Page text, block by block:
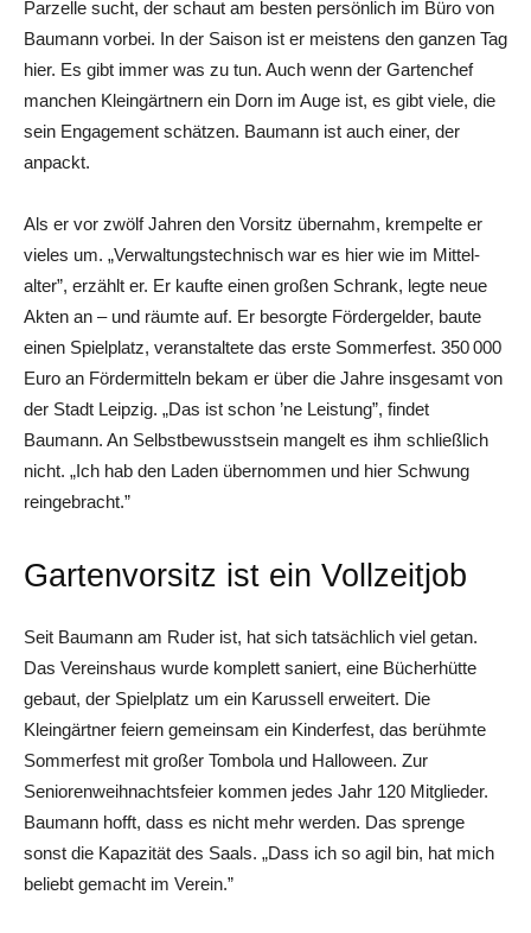
Parzelle sucht, der schaut am besten persönlich im Büro von
Baumann vorbei. In der Saison ist er meistens den ganzen Tag
hier. Es gibt immer was zu tun. Auch wenn der Gartenchef
manchen Kleingärtnern ein Dorn im Auge ist, es gibt viele, die
sein Engagement schätzen. Baumann ist auch einer, der
anpackt.
Als er vor zwölf Jahren den Vorsitz übernahm, krempelte er
vieles um. „Verwaltungstechnisch war es hier wie im Mittel­
alter”, erzählt er. Er kaufte einen großen Schrank, legte neue
Akten an – und räumte auf. Er besorgte Fördergelder, baute
einen Spielplatz, veranstaltete das erste Sommerfest. 350 000
Euro an Fördermitteln bekam er über die Jahre insgesamt von
der Stadt Leipzig. „Das ist schon ’ne Leistung”, findet
Baumann. An Selbstbewusstsein mangelt es ihm schließlich
nicht. „Ich hab den Laden übernommen und hier Schwung
reingebracht.”
Gartenvorsitz ist ein Vollzeitjob
Seit Baumann am Ruder ist, hat sich tatsächlich viel getan.
Das Vereinshaus wurde komplett saniert, eine Bücherhütte
gebaut, der Spielplatz um ein Karussell erweitert. Die
Kleingärtner feiern gemeinsam ein Kinderfest, das berühmte
Sommerfest mit großer Tombola und Halloween. Zur
Seniorenweihnachtsfeier kommen jedes Jahr 120 Mitglieder.
Baumann hofft, dass es nicht mehr werden. Das sprenge
sonst die Kapazität des Saals. „Dass ich so agil bin, hat mich
beliebt gemacht im Verein.”